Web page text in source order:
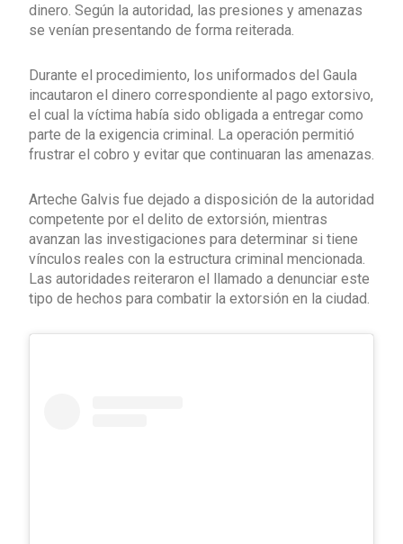
dinero. Según la autoridad, las presiones y amenazas
se venían presentando de forma reiterada.
Durante el procedimiento, los uniformados del Gaula
incautaron el dinero correspondiente al pago extorsivo,
el cual la víctima había sido obligada a entregar como
parte de la exigencia criminal. La operación permitió
frustrar el cobro y evitar que continuaran las amenazas.
Arteche Galvis fue dejado a disposición de la autoridad
competente por el delito de extorsión, mientras
avanzan las investigaciones para determinar si tiene
vínculos reales con la estructura criminal mencionada.
Las autoridades reiteraron el llamado a denunciar este
tipo de hechos para combatir la extorsión en la ciudad.